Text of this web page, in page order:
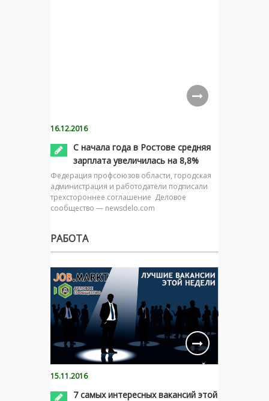
16.12.2016
С начала года в Ростове средняя
зарплата увеличилась на 8,8%
Федерация профсоюзов области, городская
администрация и работодатели подписали
трехстороннее соглашение Деловое
сообщество — newsdelo.com
РАБОТА
15.11.2016
7 самых интересных вакансий этой